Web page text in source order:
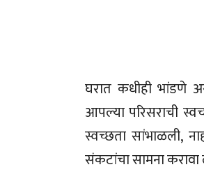
घरात कधीही भांडणे
आपल्या परिसराची
स्वच्छता सांभाळली,
संकटांचा सामना